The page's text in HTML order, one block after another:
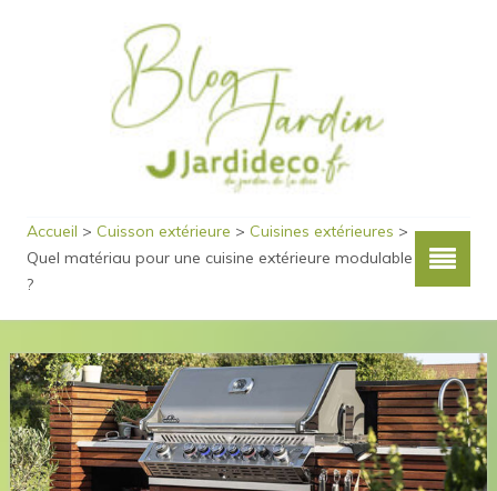
Accueil > Cuisson extérieure > Cuisines extérieures >
Quel matériau pour une cuisine extérieure modulable
?